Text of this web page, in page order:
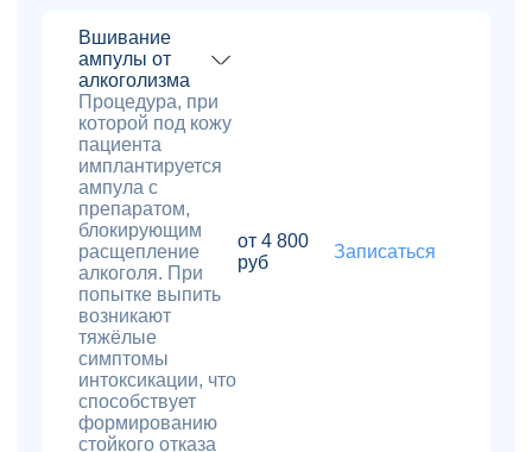
Вшивание
ампулы от
алкоголизма
Процедура, при
которой под кожу
пациента
имплантируется
ампула с
препаратом,
блокирующим
расщепление
алкоголя. При
попытке выпить
возникают
тяжёлые
симптомы
интоксикации, что
способствует
формированию
стойкого отказа
от 4 800
руб
Записаться